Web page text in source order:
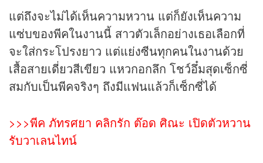
แต่ถึงจะไม่ได้เห็นความหวาน แต่ก็ยังเห็นความ
แซ่บของพีคในงานนี้ สาวตัวเล็กอย่างเธอเลือกที่
จะใส่กระโปรงยาว แต่แย่งซีนทุกคนในงานด้วย
เสื้อสายเดี่ยวสีเขียว แหวกอกลึก โชว์อึ๋มสุดเซ็กซี่
สมกับเป็นพีคจริงๆ ถึงมีแฟนแล้วก็เซ็กซี่ได้
>>>พีค ภัทรศยา คลิกรัก ต๊อด ศิณะ เปิดตัวหวาน
รับวาเลนไทน์